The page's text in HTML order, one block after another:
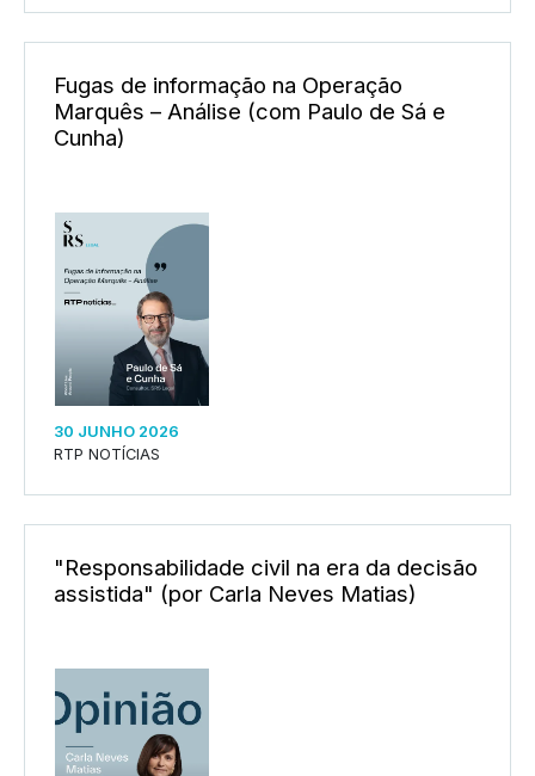
Fugas de informação na Operação
Marquês – Análise (com Paulo de Sá e
Cunha)
30 JUNHO 2026
RTP NOTÍCIAS
"Responsabilidade civil na era da decisão
assistida" (por Carla Neves Matias)